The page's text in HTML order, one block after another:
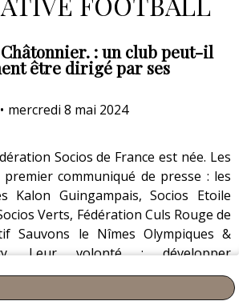
Châtonnier. : un club peut-il
être dirigé par ses
• mercredi 8 mai 2024
Socios de France est née. Les
communiqué de presse : les
Kalon Guingampais, Socios Etoile
Verts, Fédération Culs Rouge de
Sauvons le Nîmes Olympiques &
Leur volonté : développer
dans les clubs sportifs. Leur
Jérémy Châtonnier. Qu'on a